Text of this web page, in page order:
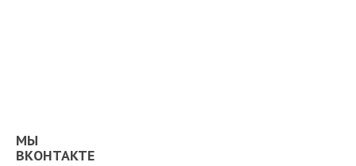
МЫ
ВКОНТАКТЕ